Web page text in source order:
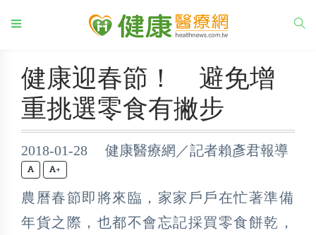
健康迎春節！ 避免增
重挑選零食有撇步
2018-01-28 健康醫療網／記者賴彥君報導
+
農曆春節即將來臨，家家戶戶在忙著準備
年貨之際，也都不會忘記採買零食餅乾，